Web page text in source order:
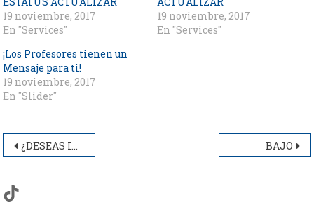
19 noviembre, 2017
En "Services"
19 noviembre, 2017
En "Services"
¡Los Profesores tienen un
Mensaje para ti!
19 noviembre, 2017
En "Slider"
Navegación
entradas
¿DESEAS INFORMES? ESTATUS ACTUALIZAR BAJO
TikTok